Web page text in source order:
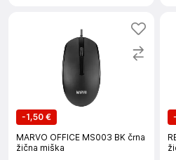
-1,50 €
MARVO OFFICE MS003 BK črna
žična miška
-